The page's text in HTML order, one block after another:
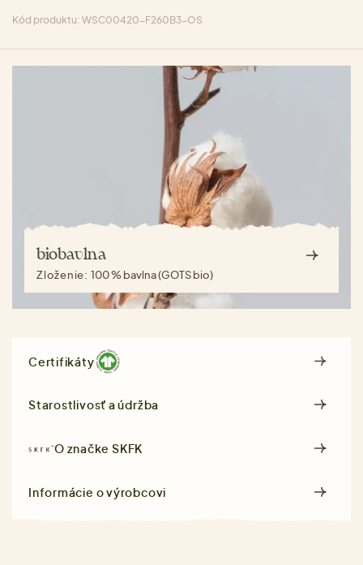
Kód produktu: WSC00420-F260B3-OS
biobavlna
Zloženie: 100 % bavlna (GOTS bio)
Certifikáty
Starostlivosť a údržba
O značkeSKFK
Informácie o výrobcovi